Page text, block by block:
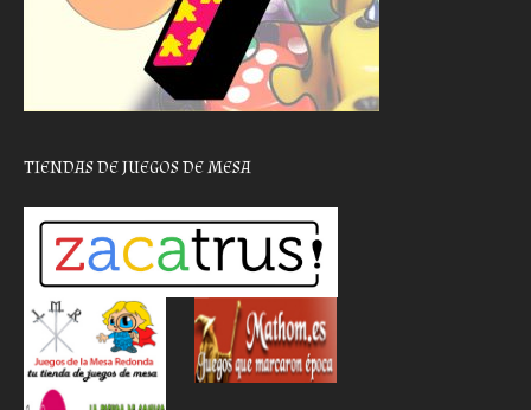
TIENDAS DE JUEGOS DE MESA